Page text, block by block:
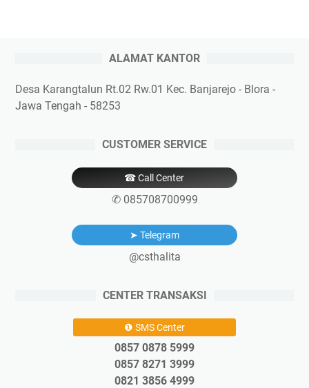
ALAMAT KANTOR
Desa Karangtalun Rt.02 Rw.01 Kec. Banjarejo - Blora -
Jawa Tengah - 58253
CUSTOMER SERVICE
☎ Call Center
✆ 085708700999
➤ Telegram
@csthalita
CENTER TRANSAKSI
❶ SMS Center
0857 0878 5999
0857 8271 3999
0821 3856 4999